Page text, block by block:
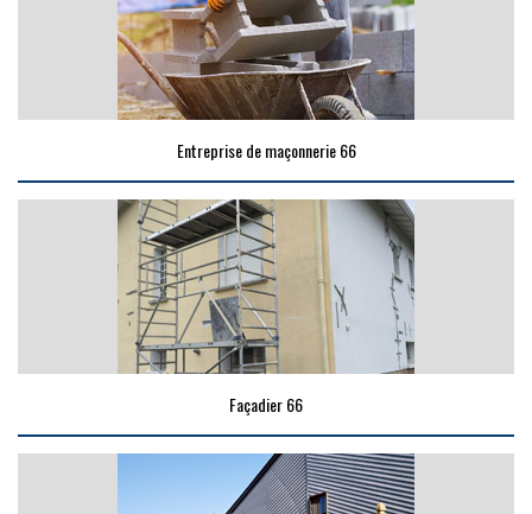
Entreprise de maçonnerie 66
Façadier 66